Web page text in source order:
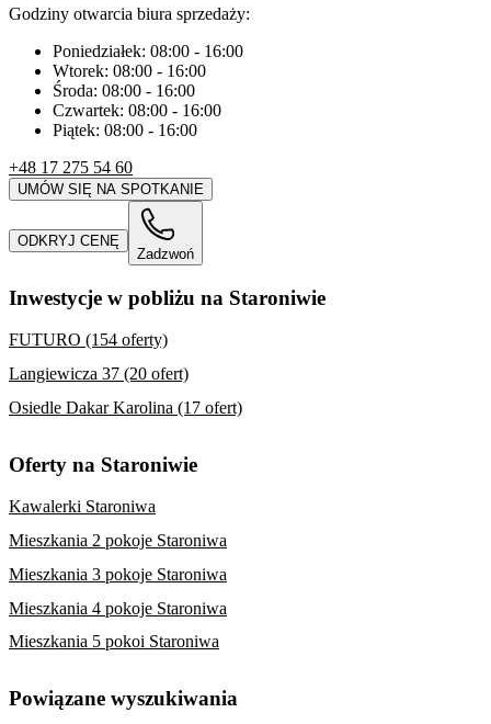
Godziny otwarcia biura sprzedaży:
Poniedziałek: 08:00 - 16:00
Wtorek: 08:00 - 16:00
Środa: 08:00 - 16:00
Czwartek: 08:00 - 16:00
Piątek: 08:00 - 16:00
+48 17 275 54 60
UMÓW SIĘ NA SPOTKANIE
ODKRYJ CENĘ
Zadzwoń
Inwestycje w pobliżu na Staroniwie
FUTURO (154 oferty)
Langiewicza 37 (20 ofert)
Osiedle Dakar Karolina (17 ofert)
Oferty na Staroniwie
Kawalerki Staroniwa
Mieszkania 2 pokoje Staroniwa
Mieszkania 3 pokoje Staroniwa
Mieszkania 4 pokoje Staroniwa
Mieszkania 5 pokoi Staroniwa
Powiązane wyszukiwania